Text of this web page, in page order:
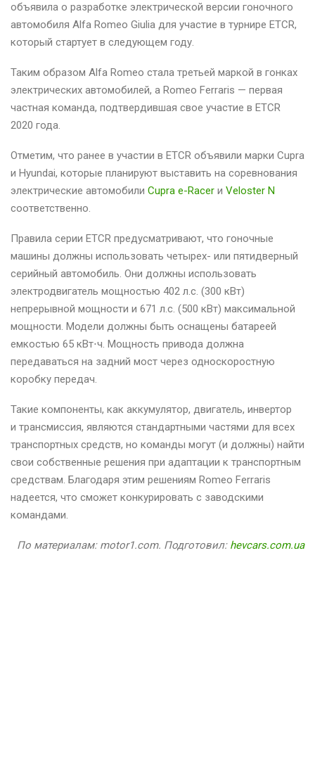
объявила о разработке электрической версии гоночного
автомобиля Alfa Romeo Giulia для участие в турнире ETCR,
который стартует в следующем году.
Таким образом Alfa Romeo стала третьей маркой в гонках
электрических автомобилей, а Romeo Ferraris — первая
частная команда, подтвердившая свое участие в ETCR
2020 года.
Отметим, что ранее в участии в ETCR объявили марки Cupra
и Hyundai, которые планируют выставить на соревнования
электрические автомобили Cupra e-Racer и Veloster N
соответственно.
Правила серии ETCR предусматривают, что гоночные
машины должны использовать четырех- или пятидверный
серийный автомобиль. Они должны использовать
электродвигатель мощностью 402 л.с. (300 кВт)
непрерывной мощности и 671 л.с. (500 кВт) максимальной
мощности. Модели должны быть оснащены батареей
емкостью 65 кВт⋅ч. Мощность привода должна
передаваться на задний мост через односкоростную
коробку передач.
Такие компоненты, как аккумулятор, двигатель, инвертор
и трансмиссия, являются стандартными частями для всех
транспортных средств, но команды могут (и должны) найти
свои собственные решения при адаптации к транспортным
средствам. Благодаря этим решениям Romeo Ferraris
надеется, что сможет конкурировать с заводскими
командами.
По материалам: motor1.com. Подготовил: hevcars.com.ua